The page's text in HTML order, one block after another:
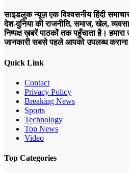
साइडलुक न्यूज़ एक विश्वसनीय हिंदी
देश-दुनिया की राजनीति, समाज, खेल,
निष्पक्ष ख़बरें पाठकों तक पहुँचाता है।
जानकारी सबसे पहले आपको उपलब्ध
Quick Link
Contact
Privacy Policy
Breaking News
Sports
Technology
Top News
Video
Top Categories